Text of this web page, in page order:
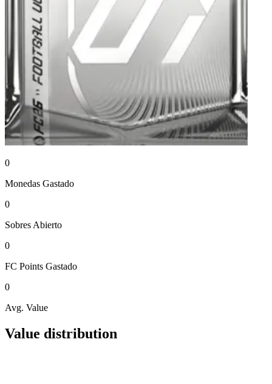
0
Monedas Gastado
0
Sobres Abierto
0
FC Points Gastado
0
Avg. Value
Value distribution